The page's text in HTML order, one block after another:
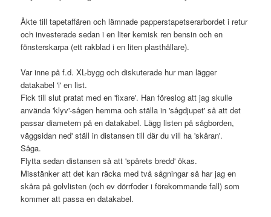
Åkte till tapetaffären och lämnade papperstapetserarbordet i retur
och investerade sedan i en liter kemisk ren bensin och en
fönsterskarpa (ett rakblad i en liten plasthållare).
Var inne på f.d. XL-bygg och diskuterade hur man lägger
datakabel 'i' en list.
Fick till slut pratat med en 'fixare'. Han föreslog att jag skulle
använda 'klyv'-sågen hemma och ställa in 'sågdjupet' så att det
passar diametern på en datakabel. Lägg listen på sågborden,
väggsidan ned' ställ in distansen till där du vill ha 'skåran'.
Såga.
Flytta sedan distansen så att 'spårets bredd' ökas.
Misstänker att det kan räcka med två sågningar så har jag en
skåra på golvlisten (och ev dörrfoder i förekommande fall) som
kommer att passa en datakabel.